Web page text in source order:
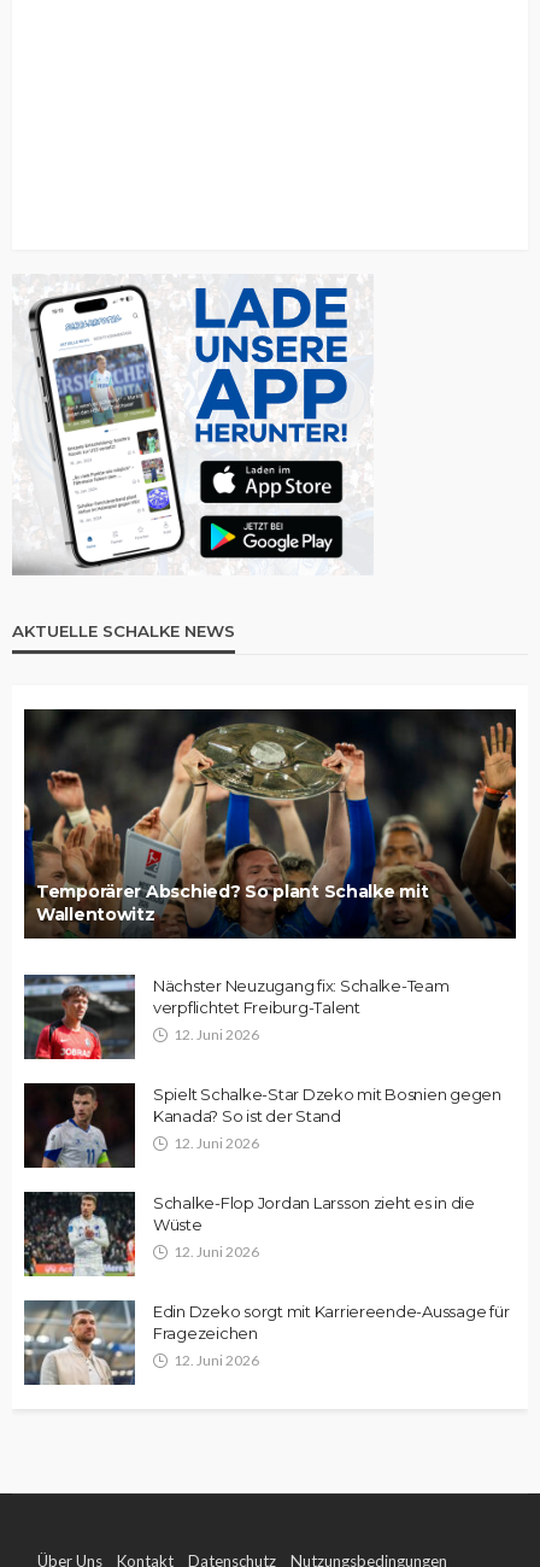
AKTUELLE SCHALKE NEWS
Temporärer Abschied? So plant Schalke mit
Wallentowitz
Nächster Neuzugang fix: Schalke-Team
verpflichtet Freiburg-Talent
12. Juni 2026
Spielt Schalke-Star Dzeko mit Bosnien gegen
Kanada? So ist der Stand
12. Juni 2026
Schalke-Flop Jordan Larsson zieht es in die
Wüste
12. Juni 2026
Edin Dzeko sorgt mit Karriereende-Aussage für
Fragezeichen
12. Juni 2026
Über Uns Kontakt Datenschutz Nutzungsbedingungen